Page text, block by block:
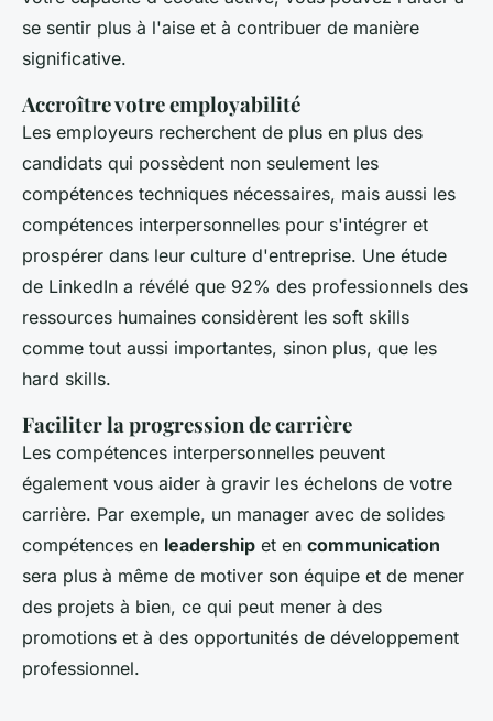
se sentir plus à l'aise et à contribuer de manière
significative.
Accroître votre employabilité
Les employeurs recherchent de plus en plus des
candidats qui possèdent non seulement les
compétences techniques nécessaires, mais aussi les
compétences interpersonnelles pour s'intégrer et
prospérer dans leur culture d'entreprise. Une étude
de LinkedIn a révélé que 92% des professionnels des
ressources humaines considèrent les soft skills
comme tout aussi importantes, sinon plus, que les
hard skills.
Faciliter la progression de carrière
Les compétences interpersonnelles peuvent
également vous aider à gravir les échelons de votre
carrière. Par exemple, un manager avec de solides
compétences en leadership et en communication
sera plus à même de motiver son équipe et de mener
des projets à bien, ce qui peut mener à des
promotions et à des opportunités de développement
professionnel.